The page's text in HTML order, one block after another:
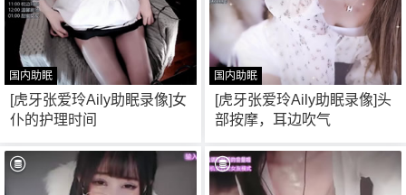
国内助眠
21[虎牙张爱玲Aily助眠录像]女
仆的护理时间
国内助眠
[虎牙张爱玲Aily助眠录像]头
部按摩，耳边吹气
限。
忘记密码？找回 已有帐号？登录